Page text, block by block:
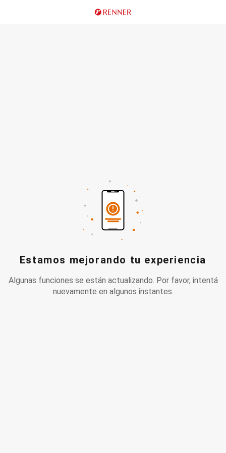
Estamos mejorando tu experiencia
Algunas funciones se están actualizando. Por favor, intentá
nuevamente en algunos instantes.